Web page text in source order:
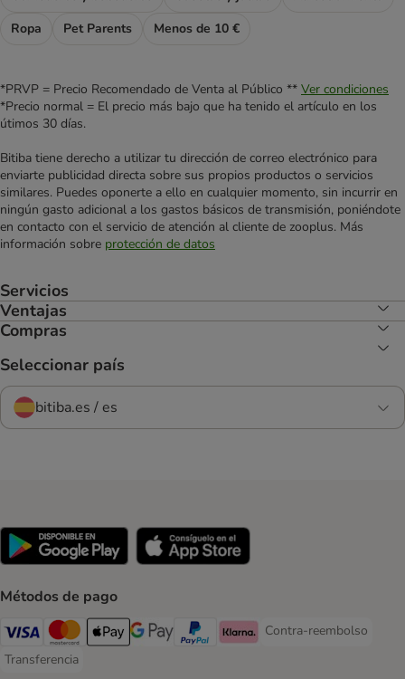
Ropa
Pet Parents Menos de 10 €
*PRVP = Precio Recomendado de Venta al Público ** Ver condiciones
*Precio normal = El precio más bajo que ha tenido el artículo en los
útimos 30 días.
Bitiba tiene derecho a utilizar tu dirección de correo electrónico para
enviarte publicidad directa sobre sus propios productos o servicios
similares. Puedes oponerte a ello en cualquier momento, sin incurrir en
ningún gasto adicional a los gastos básicos de transmisión, poniéndote
en contacto con el servicio de atención al cliente de zooplus. Más
información sobre protección de datos
Servicios
Ventajas
Compras
Seleccionar país
bitiba.es / es
Métodos de pago
Visa Payment Method
Mastercard Payment Method
Apple Pay Payment Method
Google Pay Payment Method
PayPal Payment Method
Klarna Payment Method
Contra-reembolso
Contra-reembolso
Transferencia
Transferencia Payment Method